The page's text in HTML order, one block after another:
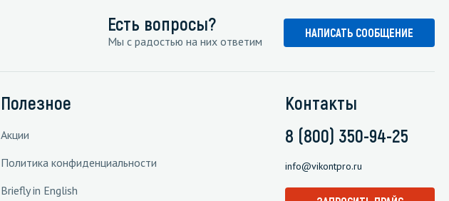
Есть вопросы?
Мы с радостью на них ответим
НАПИСАТЬ СООБЩЕНИЕ
Полезное
Акции
Политика конфиденциальности
Briefly in English
Контакты
8 (800) 350-94-25
info@vikontpro.ru